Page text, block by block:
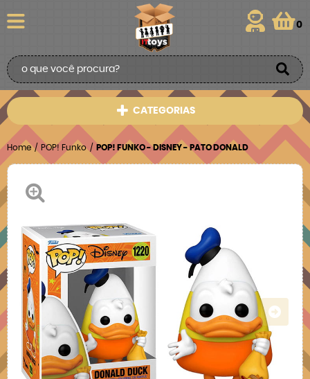
0
CATEGORIAS
Home POP! Funko POP! FUNKO - DISNEY - PATO DONALD